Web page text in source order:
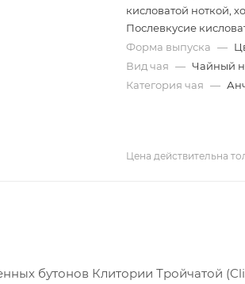
кисловатой ноткой,
Послевкусие
Форма выпуска —
Вид чая — Чайный
Категория чая —
Цена действительна
бутонов Клитории Тройчатой